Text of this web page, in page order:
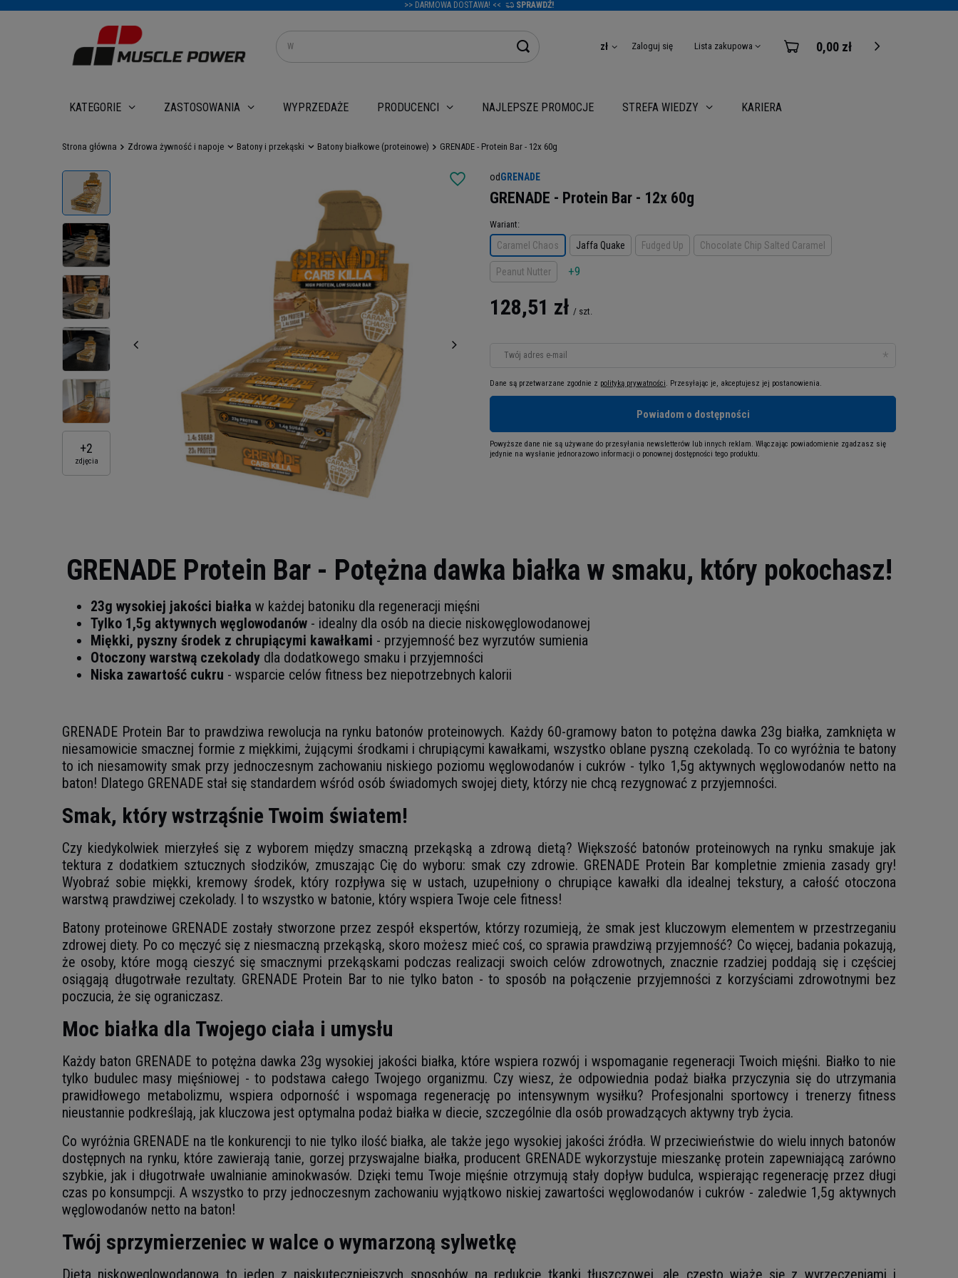
>> DARMOWA DOSTAWA! << SPRAWDŹ!
zł Zaloguj się Lista zakupowa 0,00 zł
KATEGORIE ZASTOSOWANIA WYPRZEDAŻE PRODUCENCI NAJLEPSZE PROMOCJE STREFA WIEDZY KARIERA
Strona główna Zdrowa żywność i napoje Batony i przekąski Batony białkowe (proteinowe) GRENADE - Protein Bar - 12x 60g
+2
zdjęcia
odGRENADE
GRENADE - Protein Bar - 12x 60g
Wariant
Caramel Chaos Jaffa Quake Fudged Up Chocolate Chip Salted Caramel
Peanut Nutter +9
128,51 zł / szt.
Twój adres e-mail
Dane są przetwarzane zgodnie z polityką prywatności. Przesyłając je, akceptujesz jej postanowienia.
Powiadom o dostępności
Powyższe dane nie są używane do przesyłania newsletterów lub innych reklam. Włączając powiadomienie zgadzasz się
jedynie na wysłanie jednorazowo informacji o ponownej dostępności tego produktu.
GRENADE Protein Bar - Potężna dawka białka w smaku, który pokochasz!
23g wysokiej jakości białka w każdej batoniku dla regeneracji mięśni
Tylko 1,5g aktywnych węglowodanów - idealny dla osób na diecie niskowęglowodanowej
Miękki, pyszny środek z chrupiącymi kawałkami - przyjemność bez wyrzutów sumienia
Otoczony warstwą czekolady dla dodatkowego smaku i przyjemności
Niska zawartość cukru - wsparcie celów fitness bez niepotrzebnych kalorii
GRENADE Protein Bar to prawdziwa rewolucja na rynku batonów proteinowych. Każdy 60-gramowy baton to potężna dawka 23g białka, zamknięta w
niesamowicie smacznej formie z miękkimi, żującymi środkami i chrupiącymi kawałkami, wszystko oblane pyszną czekoladą. To co wyróżnia te batony
to ich niesamowity smak przy jednoczesnym zachowaniu niskiego poziomu węglowodanów i cukrów - tylko 1,5g aktywnych węglowodanów netto na
baton! Dlatego GRENADE stał się standardem wśród osób świadomych swojej diety, którzy nie chcą rezygnować z przyjemności.
Smak, który wstrząśnie Twoim światem!
Czy kiedykolwiek mierzyłeś się z wyborem między smaczną przekąską a zdrową dietą? Większość batonów proteinowych na rynku smakuje jak
tektura z dodatkiem sztucznych słodzików, zmuszając Cię do wyboru: smak czy zdrowie. GRENADE Protein Bar kompletnie zmienia zasady gry!
Wyobraź sobie miękki, kremowy środek, który rozpływa się w ustach, uzupełniony o chrupiące kawałki dla idealnej tekstury, a całość otoczona
warstwą prawdziwej czekolady. I to wszystko w batonie, który wspiera Twoje cele fitness!
Batony proteinowe GRENADE zostały stworzone przez zespół ekspertów, którzy rozumieją, że smak jest kluczowym elementem w przestrzeganiu
zdrowej diety. Po co męczyć się z niesmaczną przekąską, skoro możesz mieć coś, co sprawia prawdziwą przyjemność? Co więcej, badania pokazują,
że osoby, które mogą cieszyć się smacznymi przekąskami podczas realizacji swoich celów zdrowotnych, znacznie rzadziej poddają się i częściej
osiągają długotrwałe rezultaty. GRENADE Protein Bar to nie tylko baton - to sposób na połączenie przyjemności z korzyściami zdrowotnymi bez
poczucia, że się ograniczasz.
Moc białka dla Twojego ciała i umysłu
Każdy baton GRENADE to potężna dawka 23g wysokiej jakości białka, które wspiera rozwój i wspomaganie regeneracji Twoich mięśni. Białko to nie
tylko budulec masy mięśniowej - to podstawa całego Twojego organizmu. Czy wiesz, że odpowiednia podaż białka przyczynia się do utrzymania
prawidłowego metabolizmu, wspiera odporność i wspomaga regenerację po intensywnym wysiłku? Profesjonalni sportowcy i trenerzy fitness
nieustannie podkreślają, jak kluczowa jest optymalna podaż białka w diecie, szczególnie dla osób prowadzących aktywny tryb życia.
Co wyróżnia GRENADE na tle konkurencji to nie tylko ilość białka, ale także jego wysokiej jakości źródła. W przeciwieństwie do wielu innych batonów
dostępnych na rynku, które zawierają tanie, gorzej przyswajalne białka, producent GRENADE wykorzystuje mieszankę protein zapewniającą zarówno
szybkie, jak i długotrwałe uwalnianie aminokwasów. Dzięki temu Twoje mięśnie otrzymują stały dopływ budulca, wspierając regenerację przez długi
czas po konsumpcji. A wszystko to przy jednoczesnym zachowaniu wyjątkowo niskiej zawartości węglowodanów i cukrów - zaledwie 1,5g aktywnych
węglowodanów netto na baton!
Twój sprzymierzeniec w walce o wymarzoną sylwetkę
Dieta niskowęglowodanowa to jeden z najskuteczniejszych sposobów na redukcję tkanki tłuszczowej, ale często wiąże się z wyrzeczeniami i